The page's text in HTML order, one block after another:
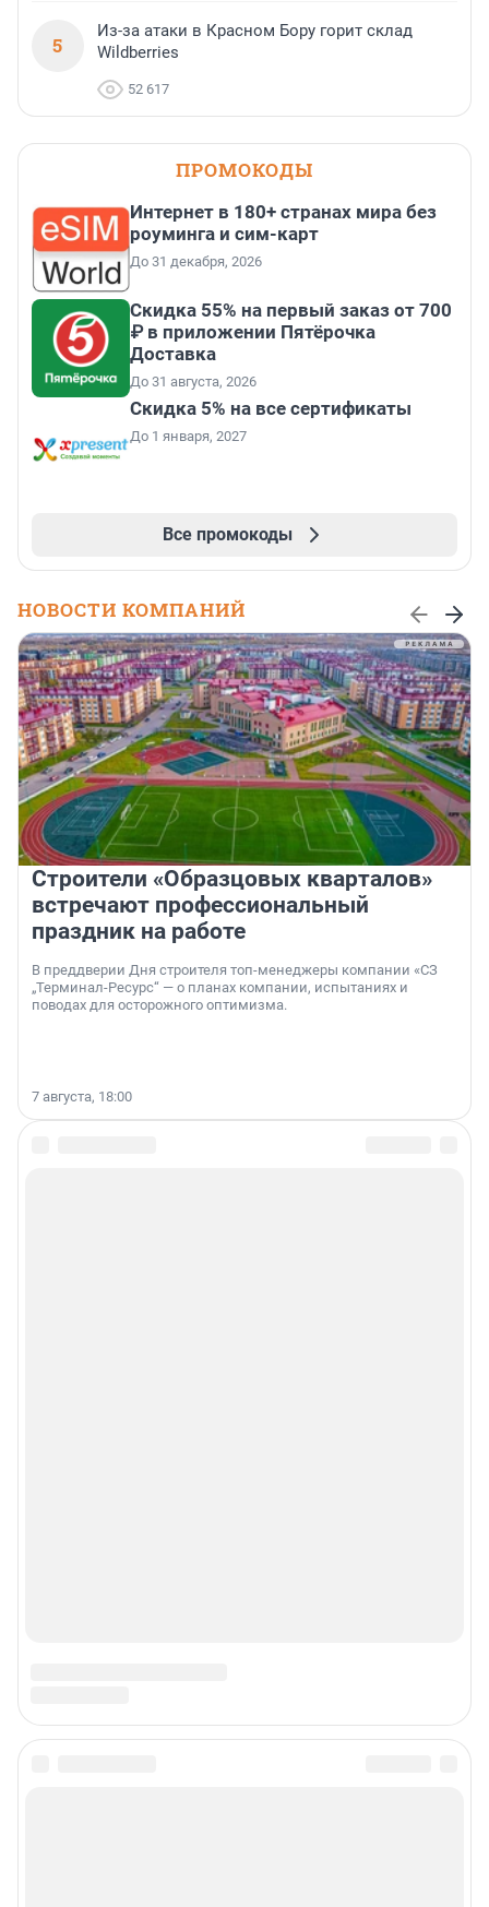
5
Из-за атаки в Красном Бору горит склад
Wildberries
52 617
ПРОМОКОДЫ
Интернет в 180+ странах мира без
роуминга и сим-карт
До 31 декабря, 2026
Скидка 55% на первый заказ от 700
₽ в приложении Пятёрочка
Доставка
До 31 августа, 2026
Скидка 5% на все сертификаты
До 1 января, 2027
Все промокоды
НОВОСТИ КОМПАНИЙ
Строители «Образцовых кварталов»
встречают профессиональный
праздник на работе
В преддверии Дня строителя топ-менеджеры компании «СЗ
„Терминал-Ресурс“ — о планах компании, испытаниях и
поводах для осторожного оптимизма.
7 августа, 18:00